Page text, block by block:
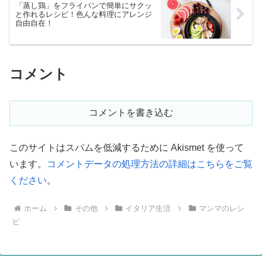
「蒸し鶏」をフライパンで簡単にサクッ
と作れるレシピ！色んな料理にアレンジ
自由自在！
コメント
コメントを書き込む
このサイトはスパムを低減するために Akismet を使って
います。
コメントデータの処理方法の詳細はこちらをご覧
ください。
ホーム その他 イタリア生活
マンマのレシ
ピ